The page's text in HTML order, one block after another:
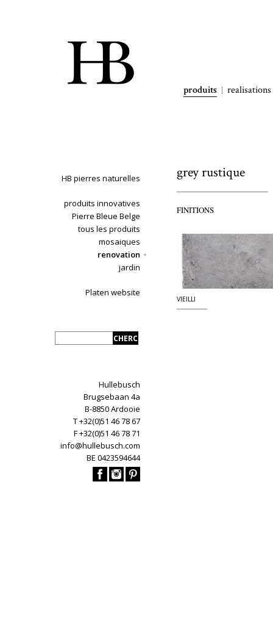
produits realisations
HB pierres naturelles
produits innovatives
Pierre Bleue Belge
tous les produits
mosaiques
renovation
jardin
Platen website
Hullebusch
Brugsebaan 4a
B-8850 Ardooie
T +32(0)51 46 78 67
F +32(0)51 46 78 71
info@hullebusch.com
BE 0423594644
grey rustique
FINITIONS
VIEILLI